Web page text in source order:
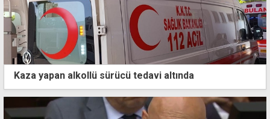
Kaza yapan alkollü sürücü tedavi altında